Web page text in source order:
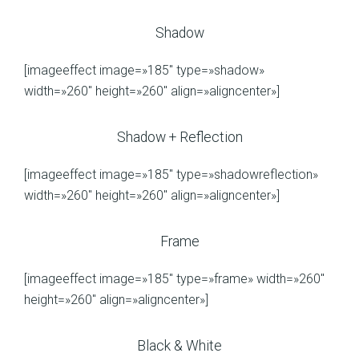
Shadow
[imageeffect image=»185″ type=»shadow»
width=»260″ height=»260″ align=»aligncenter»]
Shadow + Reflection
[imageeffect image=»185″ type=»shadowreflection»
width=»260″ height=»260″ align=»aligncenter»]
Frame
[imageeffect image=»185″ type=»frame» width=»260″
height=»260″ align=»aligncenter»]
Black & White